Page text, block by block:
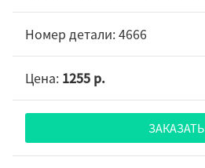
4666
1255 р.
ЗАКАЗАТЬ